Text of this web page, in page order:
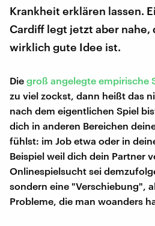
Krankheit erklären lassen.
Cardiff legt jetzt aber nahe,
wirklich gute Idee ist.
Die groß angelegte empirische
zu viel zockst, dann heißt das
nach dem eigentlichen Spiel
dich in anderen Bereichen
fühlst: im Job etwa oder in
Beispiel weil dich dein Partner
Onlinespielsucht sei
sondern eine "Verschiebung",
Probleme, die man woanders